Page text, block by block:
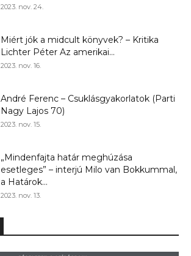
2023. nov. 24.
Miért jók a midcult könyvek? – Kritika
Lichter Péter Az amerikai...
2023. nov. 16.
André Ferenc – Csuklásgyakorlatok (Parti
Nagy Lajos 70)
2023. nov. 15.
„Mindenfajta határ meghúzása
esetleges” – interjú Milo van Bokkummal,
a Határok...
2023. nov. 13.